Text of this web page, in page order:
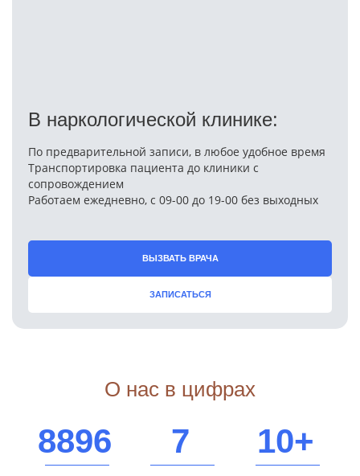
В наркологической клинике:
По предварительной записи, в любое удобное время
Транспортировка пациента до клиники с
сопровождением
Работаем ежедневно, с 09-00 до 19-00 без выходных
ВЫЗВАТЬ ВРАЧА
ЗАПИСАТЬСЯ
О нас в цифрах
8896 7 10+